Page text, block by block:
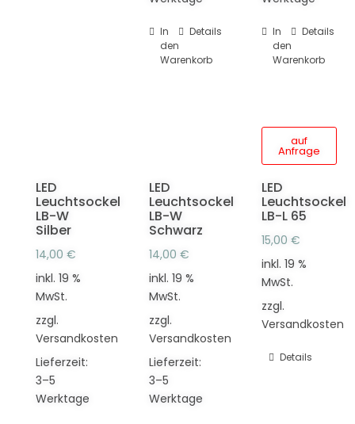
In
den
Warenkorb
Details
In
den
Warenkorb
Details
LED
Leuchtsockel
LB-W
Silber
14,00 €
inkl. 19 %
MwSt.
zzgl.
Versandkosten
Lieferzeit:
3–5
Werktage
LED
Leuchtsockel
LB-W
Schwarz
14,00 €
inkl. 19 %
MwSt.
zzgl.
Versandkosten
Lieferzeit:
3–5
Werktage
auf
Anfrage
LED
Leuchtsockel
LB-L 65
15,00€
inkl. 19 %
MwSt.
zzgl.
Versandkosten
Details